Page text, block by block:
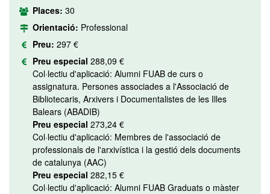
Places: 30
Orientació: Professional
Preu: 297 €
Preu especial 288,09 €
Col·lectiu d'aplicació: Alumni FUAB de curs o
assignatura. Persones associades a l'Associació de
Bibliotecaris, Arxivers i Documentalistes de les Illes
Balears (ABADIB)
Preu especial 273,24 €
Col·lectiu d'aplicació: Membres de l'associació de
professionals de l'arxivística i la gestió dels documents
de catalunya (AAC)
Preu especial 282,15 €
Col·lectiu d'aplicació: Alumni FUAB Graduats o màster